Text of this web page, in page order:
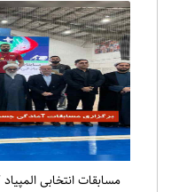
مسابقات انتخابی